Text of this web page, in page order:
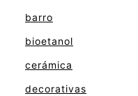
barro
bioetanol
cerámica
decorativas